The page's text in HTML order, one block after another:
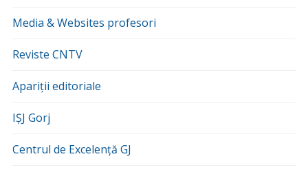
Media & Websites profesori
Reviste CNTV
Apariții editoriale
IȘJ Gorj
Centrul de Excelență GJ